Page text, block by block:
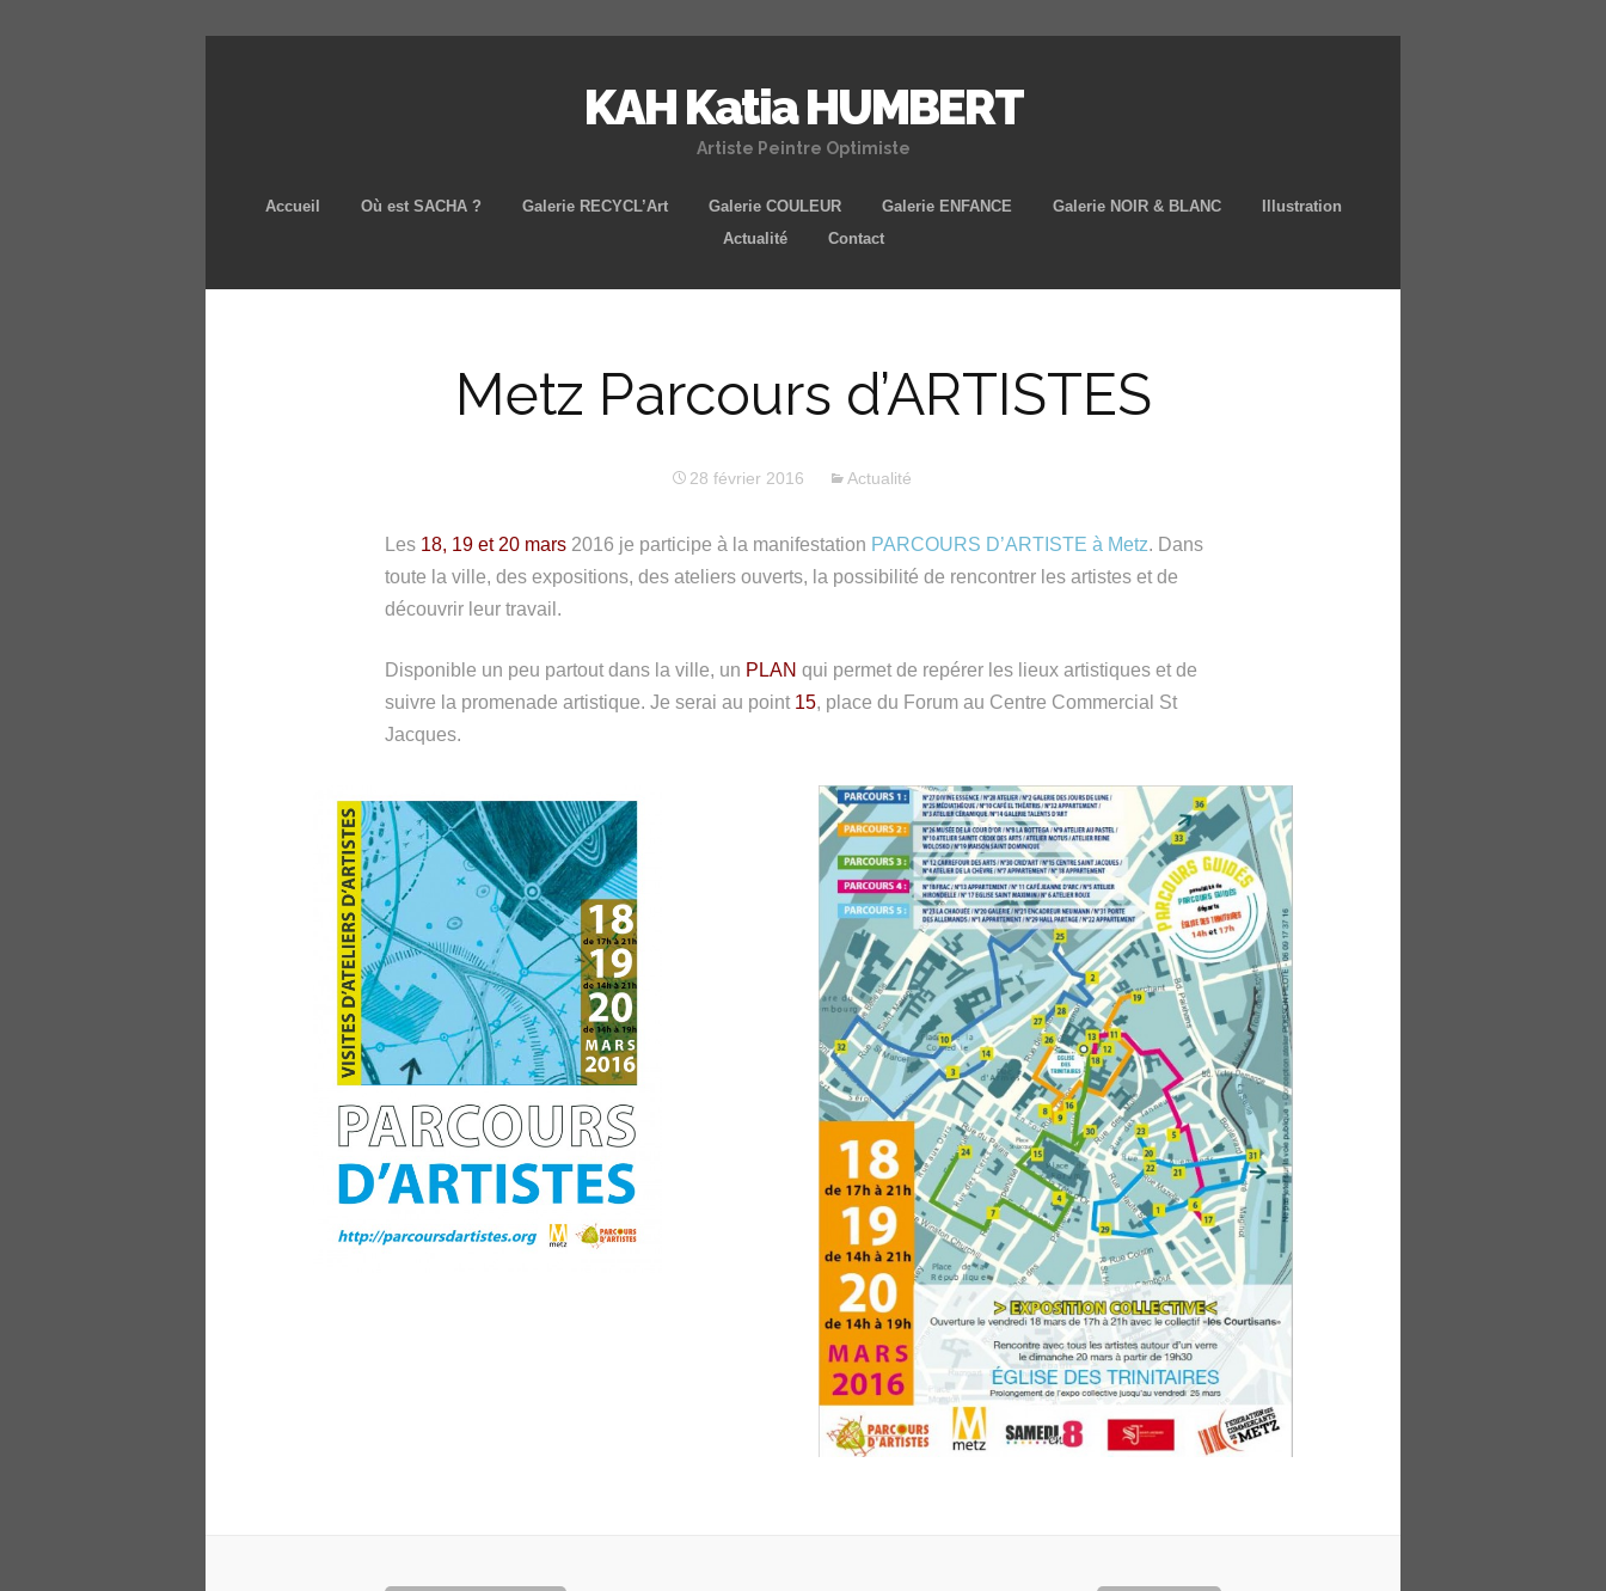
KAH Katia HUMBERT
Artiste Peintre Optimiste
Aller
Accueil Où est SACHA ? Galerie RECYCL’Art Galerie COULEUR Galerie ENFANCE Galerie NOIR & BLANC
Illustration
Actualité
Contact
Metz Parcours d’ARTISTES
28 février 2016 Actualité
Les 18, 19 et 20 mars 2016 je participe à la manifestation PARCOURS D’ARTISTE à Metz. Dans
toute la ville, des expositions, des ateliers ouverts, la possibilité de rencontrer les artistes et de
découvrir leur travail.
Disponible un peu partout dans la ville, un PLAN qui permet de repérer les lieux artistiques et de
suivre la promenade artistique. Je serai au point 15, place du Forum au Centre Commercial St
Jacques.